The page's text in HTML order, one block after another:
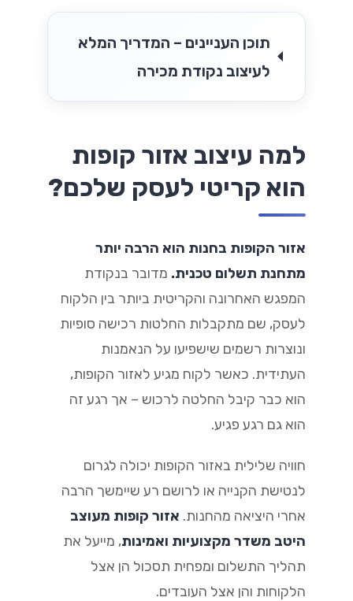
תוכן העניינים – המדריך המלא
לעיצוב נקודת מכירה
למה עיצוב אזור קופות
הוא קריטי לעסק שלכם?
אזור הקופות בחנות הוא הרבה יותר
מתחנת תשלום טכנית. מדובר בנקודת
המפגש האחרונה והקריטית ביותר בין הלקוח
לעסק, שם מתקבלות החלטות רכישה סופיות
ונוצרות רשמים שישפיעו על הנאמנות
העתידית. כאשר לקוח מגיע לאזור הקופות,
הוא כבר קיבל החלטה לרכוש – אך רגע זה
הוא גם רגע פגיע.
חוויה שלילית באזור הקופות יכולה לגרום
לנטישת הקנייה או לרושם רע שיימשך הרבה
אחרי היציאה מהחנות. אזור קופות מעוצב
היטב משדר מקצועיות ואמינות, מייעל את
תהליך התשלום ומפחית תסכול הן אצל
הלקוחות והן אצל העובדים.